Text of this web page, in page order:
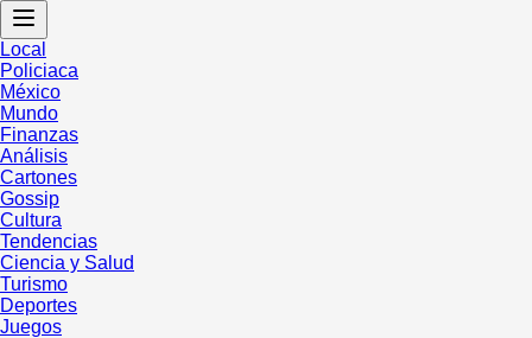
Local
Policiaca
México
Mundo
Finanzas
Análisis
Cartones
Gossip
Cultura
Tendencias
Ciencia y Salud
Turismo
Deportes
Juegos